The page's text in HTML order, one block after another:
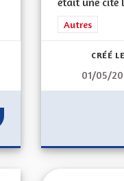
DE PAPIER,
UNE ÉCONOMIE DE
Filtrer les
Autres
CRÉÉ LE
01/05/